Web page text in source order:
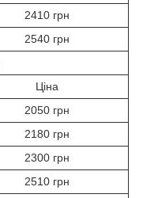
2410 грн
2540 грн
Ціна
2050 грн
2180 грн
2300 грн
2510 грн